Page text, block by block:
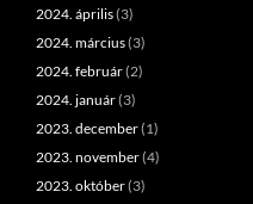
2024. április(3)
2024. március(3)
2024. február(2)
2024. január(3)
2023. december(1)
2023. november(4)
2023. október(3)